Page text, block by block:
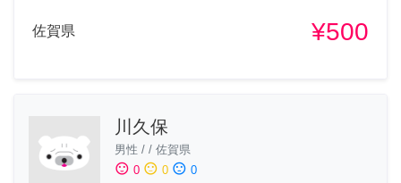
佐賀県 ¥500
川久保
男性 / / 佐賀県
sentiment_satisfied 0 sentiment_neutral 0 sentiment_dissatisfied 0